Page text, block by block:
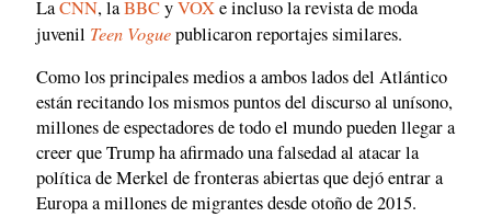
LaCNN, laBBCyVOXe incluso la revista de moda
juvenil Teen Voguepublicaron reportajes similares.
Como los principales medios a ambos lados del Atlántico
están recitando los mismos puntos del discurso al unísono,
millones de espectadores de todo el mundo pueden llegar a
creer que Trump ha afirmado una falsedad al atacar la
política de Merkel de fronteras abiertas que dejó entrar a
Europa a millones de migrantes desde otoño de 2015.